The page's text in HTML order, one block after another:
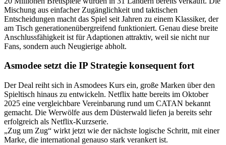
Mischung aus einfacher Zugänglichkeit und taktischen
Entscheidungen macht das Spiel seit Jahren zu einem Klassiker, der
am Tisch generationenübergreifend funktioniert. Genau diese breite
Anschlussfähigkeit ist für Adaptionen attraktiv, weil sie nicht nur
Fans, sondern auch Neugierige abholt.
Asmodee setzt die IP Strategie konsequent fort
Der Deal reiht sich in Asmodees Kurs ein, große Marken über den
Spieltisch hinaus zu entwickeln. Netflix hatte bereits im Oktober
2025 eine vergleichbare Vereinbarung rund um CATAN bekannt
gemacht. Die Werwölfe aus dem Düsterwald liefen ja bereits sehr
erfolgreich als Netflix-Kurzserie.
„Zug um Zug“ wirkt jetzt wie der nächste logische Schritt, mit einer
Marke, die international genauso stark verankert ist.